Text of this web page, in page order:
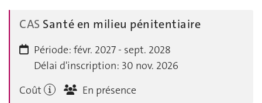
CAS Santé en milieu pénitentiaire
Période: févr. 2027 - sept. 2028
Délai d'inscription: 30 nov. 2026
Coût
En présence